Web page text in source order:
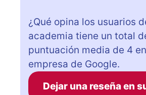
¿Qué opina los usuarios
academia tiene un total
puntuación media de 4
empresa de Google.
Dejar una reseña en